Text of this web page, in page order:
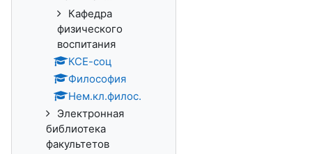
Кафедра
физического
воспитания
КСЕ-соц
Философия
Нем.кл.филос.
Электронная
библиотека
факультетов